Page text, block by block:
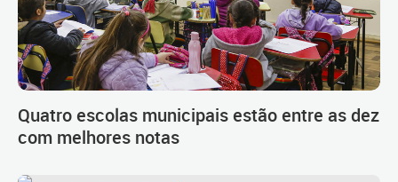
Quatro escolas municipais estão entre as dez
com melhores notas